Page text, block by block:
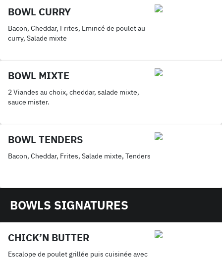
BOWL CURRY
Bacon, Cheddar, Frites, Emincé de poulet au
curry, Salade mixte
BOWL MIXTE
2 Viandes au choix, cheddar, salade mixte,
sauce mister.
BOWL TENDERS
Bacon, Cheddar, Frites, Salade mixte, Tenders
BOWLS SIGNATURES
CHICK’N BUTTER
Escalope de poulet grillée puis cuisinée avec